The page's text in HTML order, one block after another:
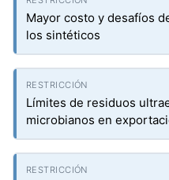
Mayor costo y desafíos
los sintéticos
Límites de residuos
microbianos en